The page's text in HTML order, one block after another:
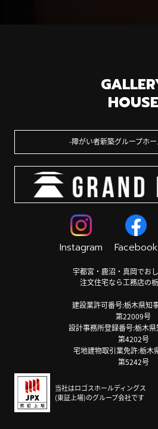
HOUSE
障がい者新築グループホ
Instagram Facebook
宇都宮・鹿沼・真岡でお
注文住宅なら工務店の
建設業許可番号:栃木県知
第22009号
設計事務所登録番号:栃木
第4202号
宅地建物取引業免許:栃木
第5242号
当社はロゴスホールディングス
(東証上場)のグループ会社です